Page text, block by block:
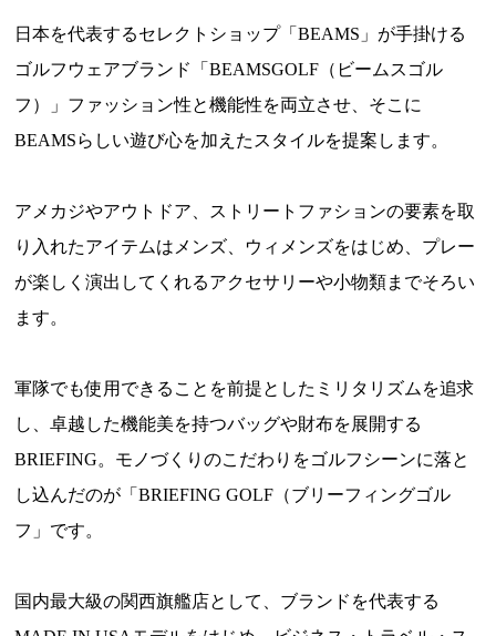
日本を代表するセレクトショップ「BEAMS」が手掛ける
ゴルフウェアブランド「BEAMSGOLF（ビームスゴル
フ）」ファッション性と機能性を両立させ、そこに
BEAMSらしい遊び心を加えたスタイルを提案します。
アメカジやアウトドア、ストリートファションの要素を取
り入れたアイテムはメンズ、ウィメンズをはじめ、プレー
が楽しく演出してくれるアクセサリーや小物類までそろい
ます。
軍隊でも使用できることを前提としたミリタリズムを追求
し、卓越した機能美を持つバッグや財布を展開する
BRIEFING。モノづくりのこだわりをゴルフシーンに落と
し込んだのが「BRIEFING GOLF（ブリーフィングゴル
フ」です。
国内最大級の関西旗艦店として、ブランドを代表する